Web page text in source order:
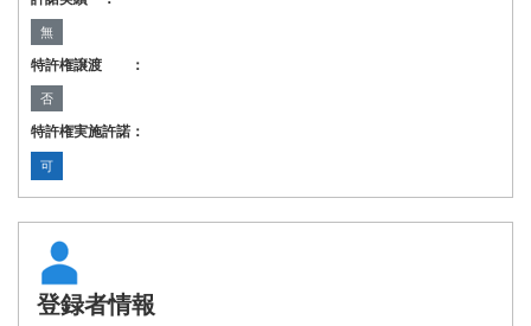
無
特許権譲渡 ：
否
特許権実施許諾：
可
登録者情報